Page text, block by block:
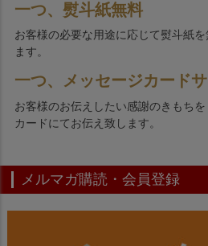
一つ、熨斗紙無料
お客様の必要な用途に応じて熨斗紙
ます。
一つ、メッセージカード
お客様のお伝えしたい感謝のきもち
カードにてお伝え致します。
メルマガ購読・会員登録